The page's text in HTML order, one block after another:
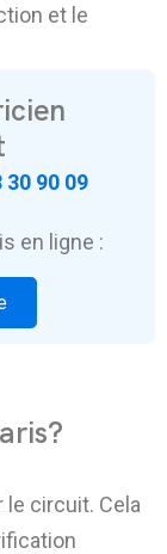
et le
30 90 09
en ligne :
circuit. Cela